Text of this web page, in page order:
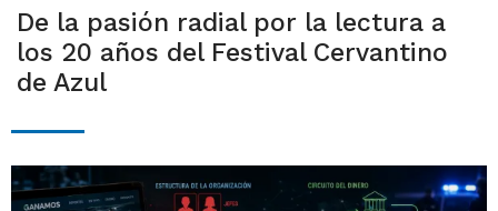
De la pasión radial por la lectura a
los 20 años del Festival Cervantino
de Azul